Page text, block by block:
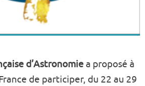
d’Astronomiea proposé à
de participer, du 22 au 29